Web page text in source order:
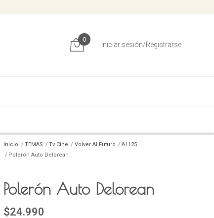
0
Iniciar sesión/Registrarse
Inicio TEMAS Tv Cine Volver Al Futuro
A1125
Polerón Auto Delorean
Polerón Auto Delorean
$24.990